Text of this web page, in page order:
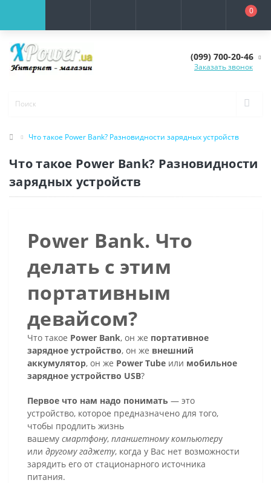
0
(099) 700-20-46
Заказать звонок
Что такое Power Bank? Разновидности зарядных устройств
Что такое Power Bank? Разновидности
зарядных устройств
Power Bank. Что
делать с этим
портативным
девайсом?
Что такое Power Bank, он же портативное
зарядное устройство, он же внешний
аккумулятор, он же Power Tube или мобильное
зарядное устройство USB?
Первое что нам надо понимать — это
устройство, которое предназначено для того,
чтобы продлить жизнь
вашему смартфону, планшетному компьютеру
или другому гаджету, когда у Вас нет возможности
зарядить его от стационарного источника
питания.